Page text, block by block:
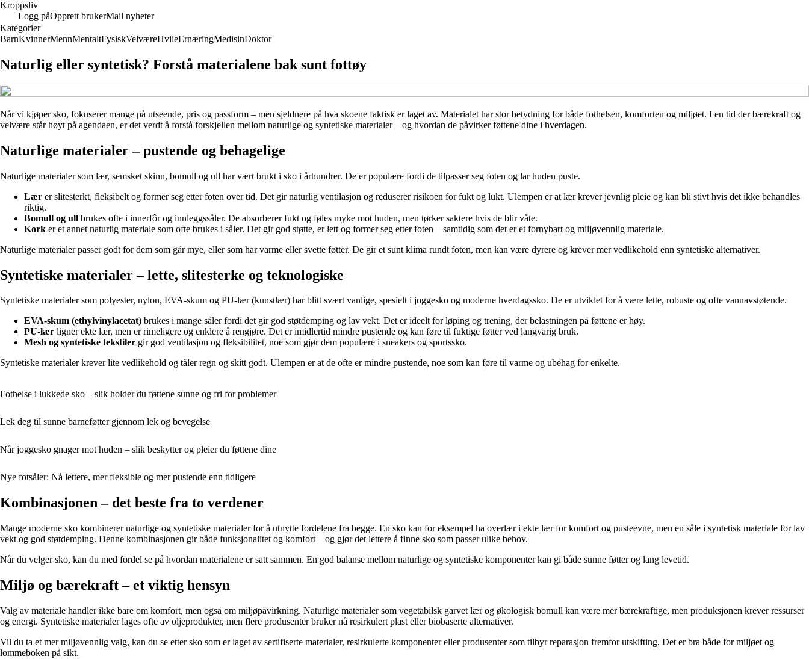
Kroppsliv
Logg påOpprett brukerMail nyheter
Kategorier
BarnKvinnerMennMentaltFysiskVelværeHvileErnæringMedisinDoktor
Naturlig eller syntetisk? Forstå materialene bak sunt fottøy
Når vi kjøper sko, fokuserer mange på utseende, pris og passform – men sjeldnere på hva skoene faktisk er laget av. Materialet har stor betydning for både fothelsen, komforten og miljøet. I en tid der bærekraft og
velvære står høyt på agendaen, er det verdt å forstå forskjellen mellom naturlige og syntetiske materialer – og hvordan de påvirker føttene dine i hverdagen.
Naturlige materialer – pustende og behagelige
Naturlige materialer som lær, semsket skinn, bomull og ull har vært brukt i sko i århundrer. De er populære fordi de tilpasser seg foten og lar huden puste.
Lær er slitesterkt, fleksibelt og former seg etter foten over tid. Det gir naturlig ventilasjon og reduserer risikoen for fukt og lukt. Ulempen er at lær krever jevnlig pleie og kan bli stivt hvis det ikke behandles
riktig.
Bomull og ull brukes ofte i innerfôr og innleggssåler. De absorberer fukt og føles myke mot huden, men tørker saktere hvis de blir våte.
Kork er et annet naturlig materiale som ofte brukes i såler. Det gir god støtte, er lett og former seg etter foten – samtidig som det er et fornybart og miljøvennlig materiale.
Naturlige materialer passer godt for dem som går mye, eller som har varme eller svette føtter. De gir et sunt klima rundt foten, men kan være dyrere og krever mer vedlikehold enn syntetiske alternativer.
Syntetiske materialer – lette, slitesterke og teknologiske
Syntetiske materialer som polyester, nylon, EVA-skum og PU-lær (kunstlær) har blitt svært vanlige, spesielt i joggesko og moderne hverdagssko. De er utviklet for å være lette, robuste og ofte vannavstøtende.
EVA-skum (ethylvinylacetat) brukes i mange såler fordi det gir god støtdemping og lav vekt. Det er ideelt for løping og trening, der belastningen på føttene er høy.
PU-lær ligner ekte lær, men er rimeligere og enklere å rengjøre. Det er imidlertid mindre pustende og kan føre til fuktige føtter ved langvarig bruk.
Mesh og syntetiske tekstiler gir god ventilasjon og fleksibilitet, noe som gjør dem populære i sneakers og sportssko.
Syntetiske materialer krever lite vedlikehold og tåler regn og skitt godt. Ulempen er at de ofte er mindre pustende, noe som kan føre til varme og ubehag for enkelte.
Fothelse i lukkede sko – slik holder du føttene sunne og fri for problemer
Lek deg til sunne barneføtter gjennom lek og bevegelse
Når joggesko gnager mot huden – slik beskytter og pleier du føttene dine
Nye fotsåler: Nå lettere, mer fleksible og mer pustende enn tidligere
Kombinasjonen – det beste fra to verdener
Mange moderne sko kombinerer naturlige og syntetiske materialer for å utnytte fordelene fra begge. En sko kan for eksempel ha overlær i ekte lær for komfort og pusteevne, men en såle i syntetisk materiale for lav
vekt og god støtdemping. Denne kombinasjonen gir både funksjonalitet og komfort – og gjør det lettere å finne sko som passer ulike behov.
Når du velger sko, kan du med fordel se på hvordan materialene er satt sammen. En god balanse mellom naturlige og syntetiske komponenter kan gi både sunne føtter og lang levetid.
Miljø og bærekraft – et viktig hensyn
Valg av materiale handler ikke bare om komfort, men også om miljøpåvirkning. Naturlige materialer som vegetabilsk garvet lær og økologisk bomull kan være mer bærekraftige, men produksjonen krever ressurser
og energi. Syntetiske materialer lages ofte av oljeprodukter, men flere produsenter bruker nå resirkulert plast eller biobaserte alternativer.
Vil du ta et mer miljøvennlig valg, kan du se etter sko som er laget av sertifiserte materialer, resirkulerte komponenter eller produsenter som tilbyr reparasjon fremfor utskifting. Det er bra både for miljøet og
lommeboken på sikt.